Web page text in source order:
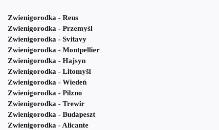
Zwienigorodka - Reus
Zwienigorodka - Przemyśl
Zwienigorodka - Svitavy
Zwienigorodka - Montpellier
Zwienigorodka - Hajsyn
Zwienigorodka - Litomyšl
Zwienigorodka - Wiedeń
Zwienigorodka - Pilzno
Zwienigorodka - Trewir
Zwienigorodka - Budapeszt
Zwienigorodka - Alicante